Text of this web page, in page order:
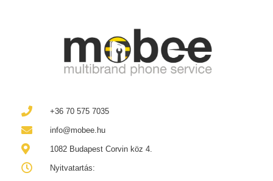
+36 70 575 7035
info@mobee.hu
1082 Budapest Corvin köz 4.
Nyitvatartás: